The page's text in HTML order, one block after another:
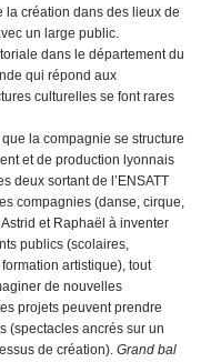
la création dans des lieux de
un large public.
dans le département du
qui répond aux
culturelles se font rares
la compagnie se structure
et de production lyonnais
deux sortant de l’ENSATT
compagnies (danse, cirque,
et Raphaël à inventer
publics (scolaires,
artistique), tout
de nouvelles
projets peuvent prendre
(spectacles ancrés sur un
de création). Grand bal